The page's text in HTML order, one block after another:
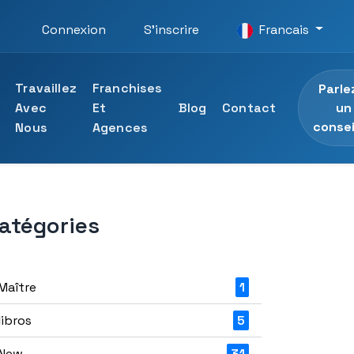
Connexion S'inscrire Francais
UTAMED
professionnelles
Travaillez
Avec
Nous
Franchises
Et
Agences
Blog Contact
un
1
5